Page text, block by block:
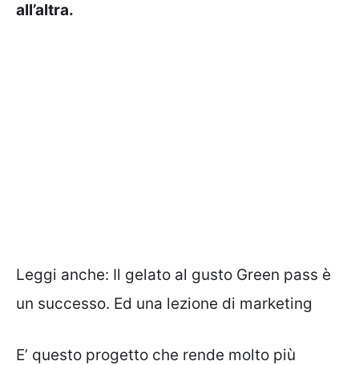
all’altra.
Leggi anche: Il gelato al gusto Green pass è
un successo. Ed una lezione di marketing
E’ questo progetto che rende molto più